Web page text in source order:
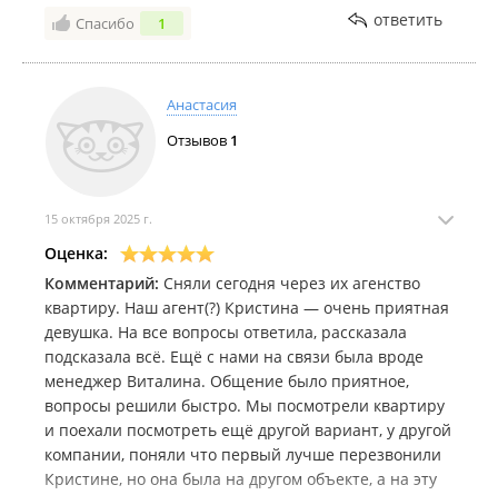
Спасибо 1 ответить
Анастасия
Отзывов 1
15 октября 2025 г.
Оценка:
Комментарий: Сняли сегодня через их агенство
квартиру. Наш агент(?) Кристина — очень приятная
девушка. На все вопросы ответила, рассказала
подсказала всё. Ещё с нами на связи была вроде
менеджер Виталина. Общение было приятное,
вопросы решили быстро. Мы посмотрели квартиру
и поехали посмотреть ещё другой вариант, у другой
компании, поняли что первый лучше перезвонили
Кристине, но она была на другом объекте, а на эту